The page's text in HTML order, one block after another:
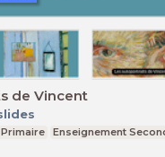
de Vincent
Enseignement